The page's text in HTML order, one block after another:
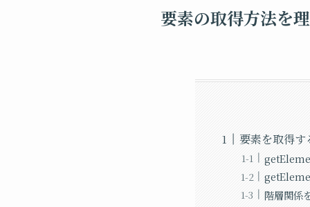
要素の取得方法を
要素を取得す
階層関係